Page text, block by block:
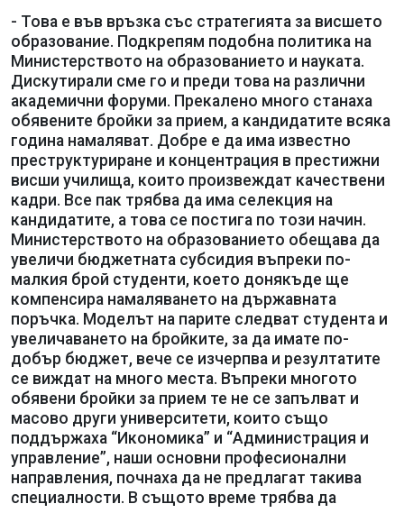
- Това е във връзка със стратегията за висшето
образование. Подкрепям подобна политика на
Министерството на образованието и науката.
Дискутирали сме го и преди това на различни
академични форуми. Прекалено много станаха
обявените бройки за прием, а кандидатите всяка
година намаляват. Добре е да има известно
преструктуриране и концентрация в престижни
висши училища, които произвеждат качествени
кадри. Все пак трябва да има селекция на
кандидатите, а това се постига по този начин.
Министерството на образованието обещава да
увеличи бюджетната субсидия въпреки по-
малкия брой студенти, което донякъде ще
компенсира намаляването на държавната
поръчка. Моделът на парите следват студента и
увеличаването на бройките, за да имате по-
добър бюджет, вече се изчерпва и резултатите
се виждат на много места. Въпреки многото
обявени бройки за прием те не се запълват и
масово други университети, които също
поддържаха “Икономика” и “Администрация и
управление”, наши основни професионални
направления, почнаха да не предлагат такива
специалности. В същото време трябва да